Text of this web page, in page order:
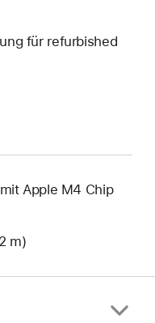
für refurbished
Apple M4 Chip
m)